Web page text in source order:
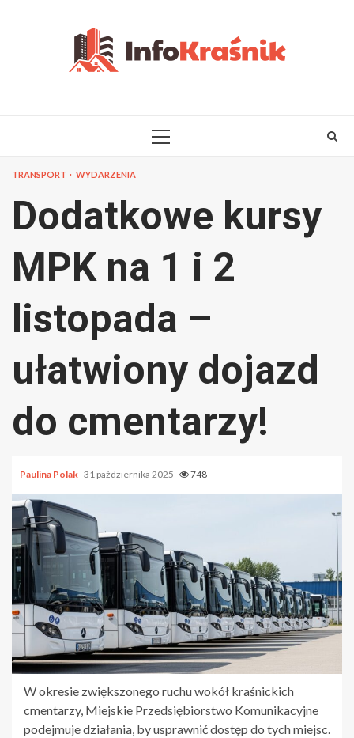
PRIMARY
TRANSPORT WYDARZENIA
Dodatkowe kursy
MPK na 1 i 2
listopada –
ułatwiony dojazd
do cmentarzy!
Paulina Polak 31 października 2025 748
W okresie zwiększonego ruchu wokół kraśnickich
cmentarzy, Miejskie Przedsiębiorstwo Komunikacyjne
podejmuje działania, by usprawnić dostęp do tych miejsc.